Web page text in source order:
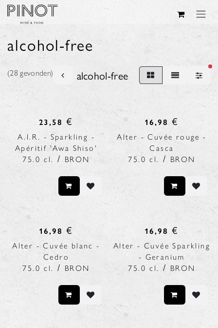
Overslaan naar inhoud
alcohol-free
(28 gevonden) alcohol-free
23,58 €
A.I.R. - Sparkling -
Apéritif 'Awa Shiso'
75.0 cl. / BRON
16,98 €
Alter - Cuvée rouge -
Casca
75.0 cl. / BRON
16,98 €
Alter - Cuvée blanc -
Cedro
75.0 cl. / BRON
16,98 €
Alter - Cuvée Sparkling
- Geranium
75.0 cl. / BRON